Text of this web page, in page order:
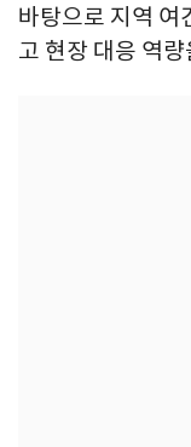
바탕으로 지역 여
고 현장 대응 역